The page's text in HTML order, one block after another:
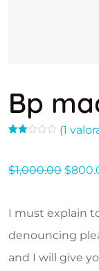
Bp
de 5
en
de
cliente
(1
$1,000.00 El
$
I must explain
denouncing
and I will give